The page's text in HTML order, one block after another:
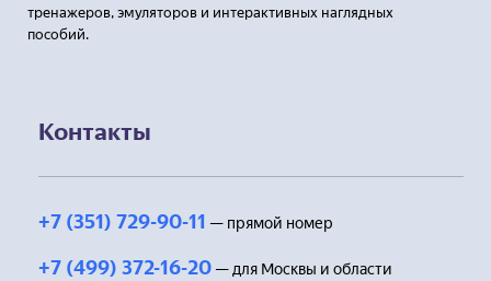
тренажеров, эмуляторов и интерактивных наглядных
пособий.
Контакты
+7 (351) 729-90-11 — прямой номер
+7 (499) 372-16-20 — для Москвы и области